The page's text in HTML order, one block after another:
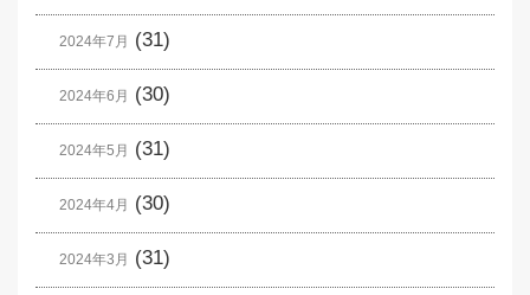
2024年7月 (31)
2024年6月 (30)
2024年5月 (31)
2024年4月 (30)
2024年3月 (31)